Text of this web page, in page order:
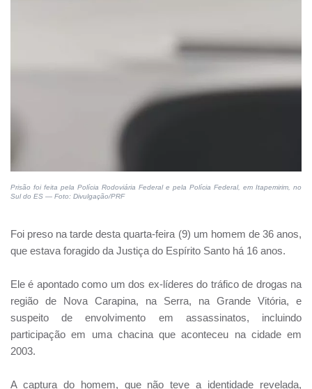
Prisão foi feita pela Polícia Rodoviária Federal e pela Polícia Federal, em Itapemirim, no
Sul do ES — Foto: Divulgação/PRF
Foi preso na tarde desta quarta-feira (9) um homem de 36 anos,
que estava foragido da Justiça do Espírito Santo há 16 anos.
Ele é apontado como um dos ex-líderes do tráfico de drogas na
região de Nova Carapina, na Serra, na Grande Vitória, e
suspeito de envolvimento em assassinatos, incluindo
participação em uma chacina que aconteceu na cidade em
2003.
A captura do homem, que não teve a identidade revelada,